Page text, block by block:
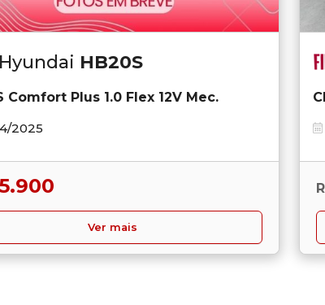
Hyundai HB20S
Comfort Plus 1.0 Flex 12V Mec.
2025
Ver mais